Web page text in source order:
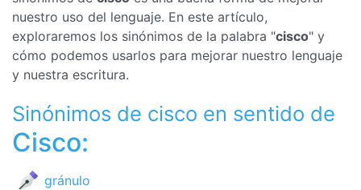
nuestro uso del lenguaje. En este artículo,
exploraremos los sinónimos de la palabra "cisco" y
cómo podemos usarlos para mejorar nuestro lenguaje
y nuestra escritura.
Sinónimos de cisco en sentido de
Cisco:
gránulo